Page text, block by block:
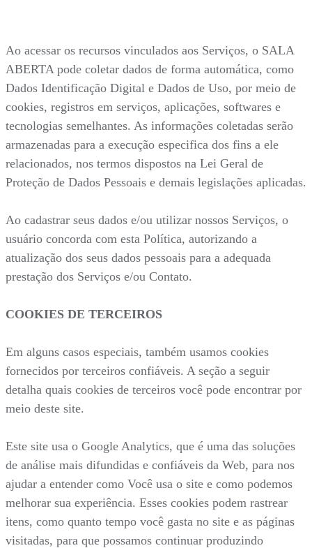
Ao acessar os recursos vinculados aos Serviços, o SALA
ABERTA pode coletar dados de forma automática, como
Dados Identificação Digital e Dados de Uso, por meio de
cookies, registros em serviços, aplicações, softwares e
tecnologias semelhantes. As informações coletadas serão
armazenadas para a execução especifica dos fins a ele
relacionados, nos termos dispostos na Lei Geral de
Proteção de Dados Pessoais e demais legislações aplicadas.
Ao cadastrar seus dados e/ou utilizar nossos Serviços, o
usuário concorda com esta Política, autorizando a
atualização dos seus dados pessoais para a adequada
prestação dos Serviços e/ou Contato.
COOKIES DE TERCEIROS
Em alguns casos especiais, também usamos cookies
fornecidos por terceiros confiáveis. A seção a seguir
detalha quais cookies de terceiros você pode encontrar por
meio deste site.
Este site usa o Google Analytics, que é uma das soluções
de análise mais difundidas e confiáveis da Web, para nos
ajudar a entender como Você usa o site e como podemos
melhorar sua experiência. Esses cookies podem rastrear
itens, como quanto tempo você gasta no site e as páginas
visitadas, para que possamos continuar produzindo